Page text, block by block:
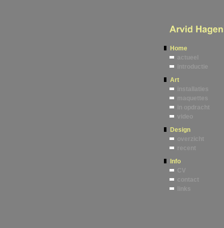
Home
actueel
introductie
Art
installaties
maquettes
in opdracht
video
Design
overzicht
recent
Info
CV
contact
links